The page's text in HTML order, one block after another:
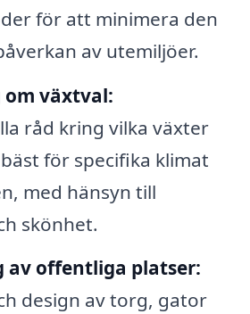
för att minimera den
av utemiljöer.
om växtval:
råd kring vilka växter
för specifika klimat
med hänsyn till
skönhet.
av offentliga platser:
design av torg, gator